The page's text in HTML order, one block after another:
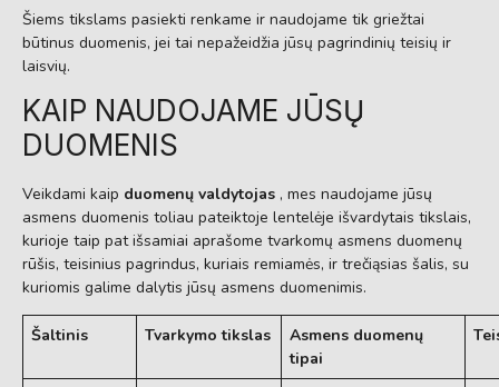
Šiems tikslams pasiekti renkame ir naudojame tik griežtai
būtinus duomenis, jei tai nepažeidžia jūsų pagrindinių teisių ir
laisvių.
KAIP NAUDOJAME JŪSŲ
DUOMENIS
Veikdami kaip duomenų valdytojas , mes naudojame jūsų
asmens duomenis toliau pateiktoje lentelėje išvardytais tikslais,
kurioje taip pat išsamiai aprašome tvarkomų asmens duomenų
rūšis, teisinius pagrindus, kuriais remiamės, ir trečiąsias šalis, su
kuriomis galime dalytis jūsų asmens duomenimis.
Šaltinis Tvarkymo tikslas
Asmens duomenų
tipai